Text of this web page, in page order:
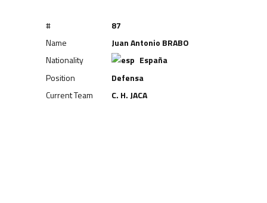
#
87
Name
Juan Antonio BRABO
Nationality
España
Position
Defensa
Current Team
C. H. JACA